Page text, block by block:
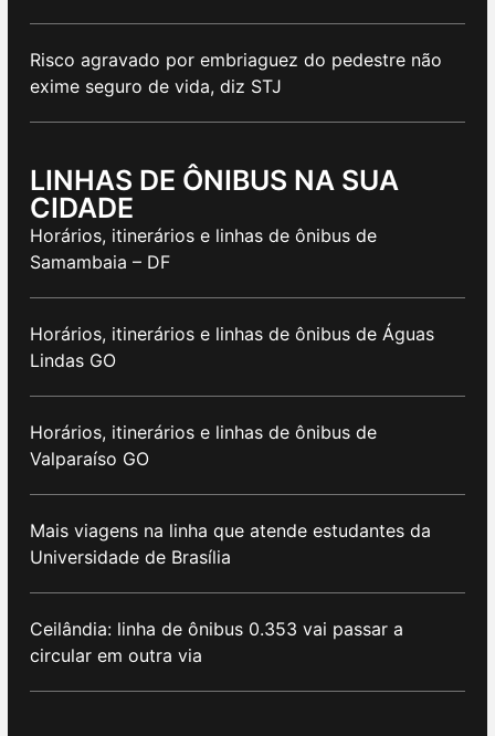
Risco agravado por embriaguez do pedestre não
exime seguro de vida, diz STJ
LINHAS DE ÔNIBUS NA SUA
CIDADE
Horários, itinerários e linhas de ônibus de
Samambaia – DF
Horários, itinerários e linhas de ônibus de Águas
Lindas GO
Horários, itinerários e linhas de ônibus de
Valparaíso GO
Mais viagens na linha que atende estudantes da
Universidade de Brasília
Ceilândia: linha de ônibus 0.353 vai passar a
circular em outra via